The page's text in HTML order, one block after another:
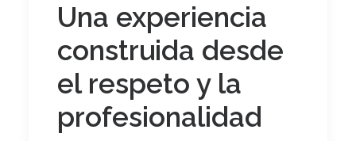
Una experiencia
construida desde
el respeto y la
profesionalidad